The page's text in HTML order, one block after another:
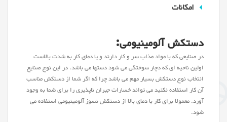
امکانات
دستکش آلومینیومی:
در صنایعی که با مواد مذاب سر و کار دارند و یا دمای کار به شدت بالاست
اولین ناحیه ای که دچار سوختگی می شود دستها می باشد. در این نوع صنایع
انتخاب نوع دستکش بسیار مهم می باشد چرا که اگر شما از دستکش مناسب
آن کار استفاده نکنید می تواند خسارات جبران ناپذیری را برای شما به وجود
آورد. معمولا برای کار با دمای بالا از دستکش نسوز آلومینیومی استفاده می
شود.